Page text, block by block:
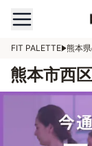
FIT PALETTE 熊本
熊本市西